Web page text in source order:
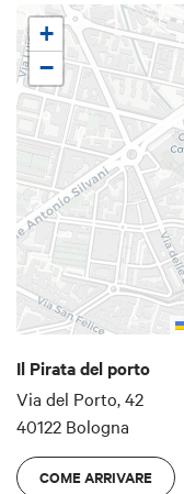
+
−
Il Pirata del porto
Via del Porto, 42
40122 Bologna
COME ARRIVARE